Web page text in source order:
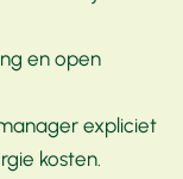
en open
expliciet
kosten.